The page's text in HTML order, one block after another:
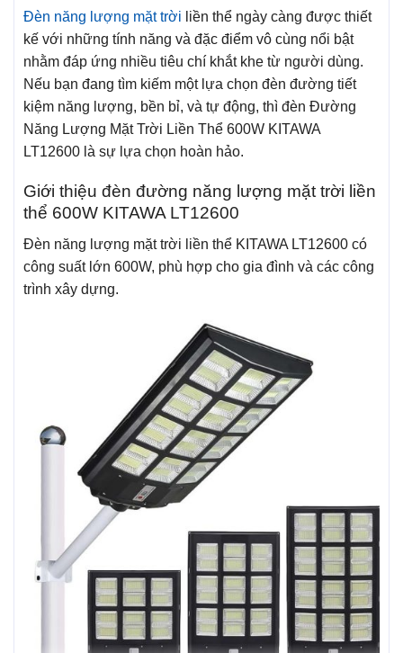
Đèn năng lượng mặt trời liền thể ngày càng được thiết
kế với những tính năng và đặc điểm vô cùng nổi bật
nhằm đáp ứng nhiều tiêu chí khắt khe từ người dùng.
Nếu bạn đang tìm kiếm một lựa chọn đèn đường tiết
kiệm năng lượng, bền bỉ, và tự động, thì đèn Đường
Năng Lượng Mặt Trời Liền Thể 600W KITAWA
LT12600 là sự lựa chọn hoàn hảo.
Giới thiệu đèn đường năng lượng mặt trời liền
thể 600W KITAWA LT12600
Đèn năng lượng mặt trời liền thể KITAWA LT12600 có
công suất lớn 600W, phù hợp cho gia đình và các công
trình xây dựng.